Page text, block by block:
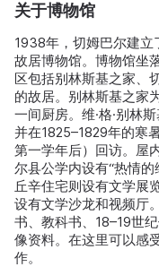
关于博物馆
1938年，切姆巴尔建立
故居博物馆。博物馆坐
区包括别林斯基之家、
的故居。别林斯基之家
一间厨房。维·格·别林
并在1825–1829年的寒
第一学年后）回访。屋
尔县公学内设有“热情
丘辛住宅则设有文学展
设有文学沙龙和视频厅
书、教科书、18–19世
像资料。在这里可以感
作。